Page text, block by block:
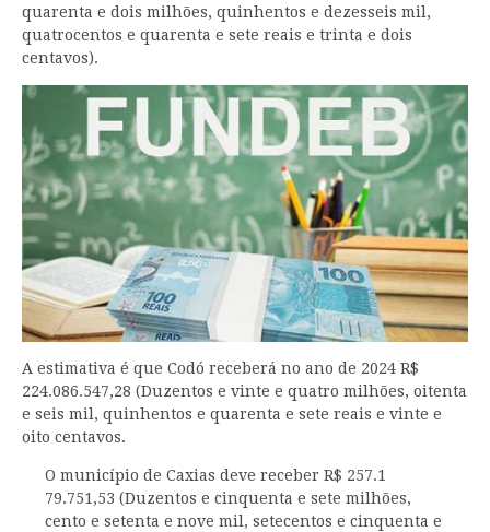
quarenta e dois milhões, quinhentos e dezesseis mil,
quatrocentos e quarenta e sete reais e trinta e dois
centavos).
A estimativa é que Codó receberá no ano de 2024 R$
224.086.547,28 (Duzentos e vinte e quatro milhões, oitenta
e seis mil, quinhentos e quarenta e sete reais e vinte e
oito centavos.
O município de Caxias deve receber R$ 257.1
79.751,53 (Duzentos e cinquenta e sete milhões,
cento e setenta e nove mil, setecentos e cinquenta e